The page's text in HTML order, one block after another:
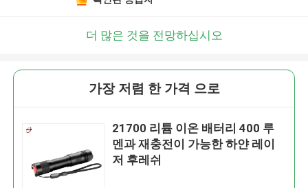
더 많은 것을 전망하십시오
가장 저렴 한 가격 으로
21700 리튬 이온 배터리 400 루
멘과 재충전이 가능한 하얀 레이
저 후레쉬